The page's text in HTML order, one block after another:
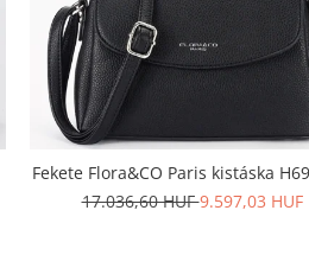
Fekete Flora&CO Paris kistáska
17.036,60 HUF9.597,03 HUF